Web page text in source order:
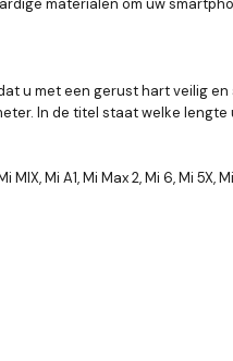
materialen om uw
u met een gerust hart veilig
In de titel staat welke lengte
Mi A1, Mi Max 2, Mi 6, Mi 5X,